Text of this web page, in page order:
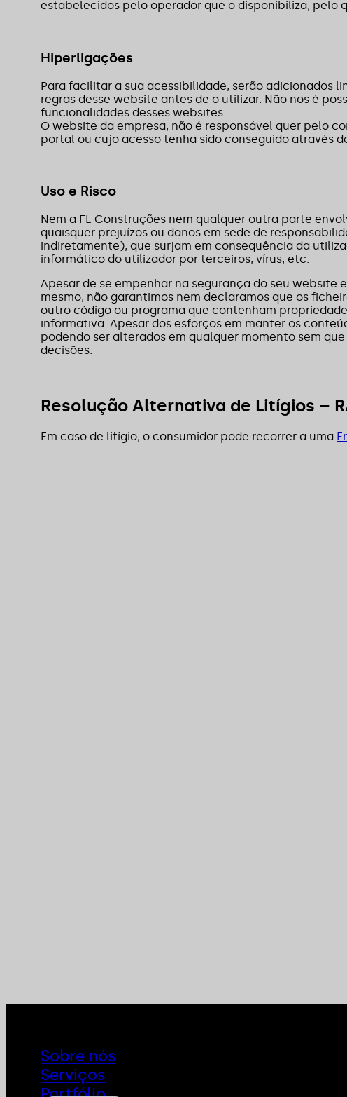
estabelecidos pelo operador que o disponibiliza, pelo
Hiperligações
Para facilitar a sua acessibilidade, serão adicionados
regras desse website antes de o utilizar. Não nos é
funcionalidades desses websites.
O website da empresa, não é responsável quer pelo
portal ou cujo acesso tenha sido conseguido através
Uso e Risco
Nem a FL Construções nem qualquer outra parte
quaisquer prejuízos ou danos em sede de
indiretamente), que surjam em consequência da
informático do utilizador por terceiros, vírus, etc.
Apesar de se empenhar na segurança do seu
mesmo, não garantimos nem declaramos que os
outro código ou programa que contenham
informativa. Apesar dos esforços em manter os
podendo ser alterados em qualquer momento sem
decisões.
Resolução Alternativa de Litígios –
Em caso de litígio, o consumidor pode recorrer a uma
Sobre nós
Serviços